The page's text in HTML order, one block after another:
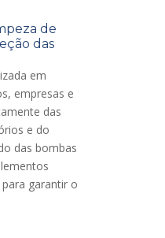
de
das
em
empresas e
das
e do
das bombas
garantir o